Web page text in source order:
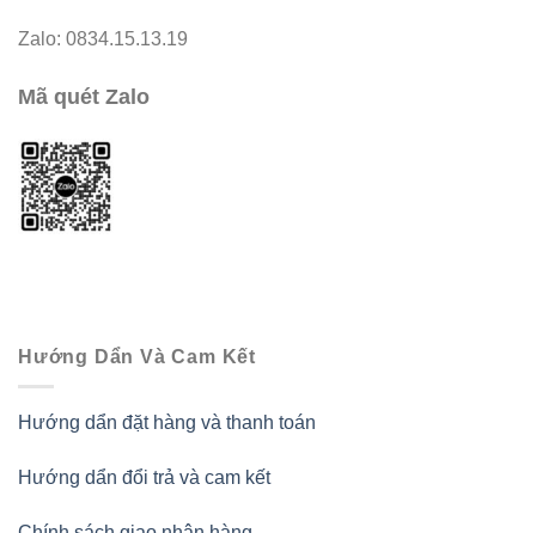
Zalo: 0834.15.13.19
Mã quét Zalo
Hướng Dẩn Và Cam Kết
Hướng dẩn đặt hàng và thanh toán
Hướng dẩn đổi trả và cam kết